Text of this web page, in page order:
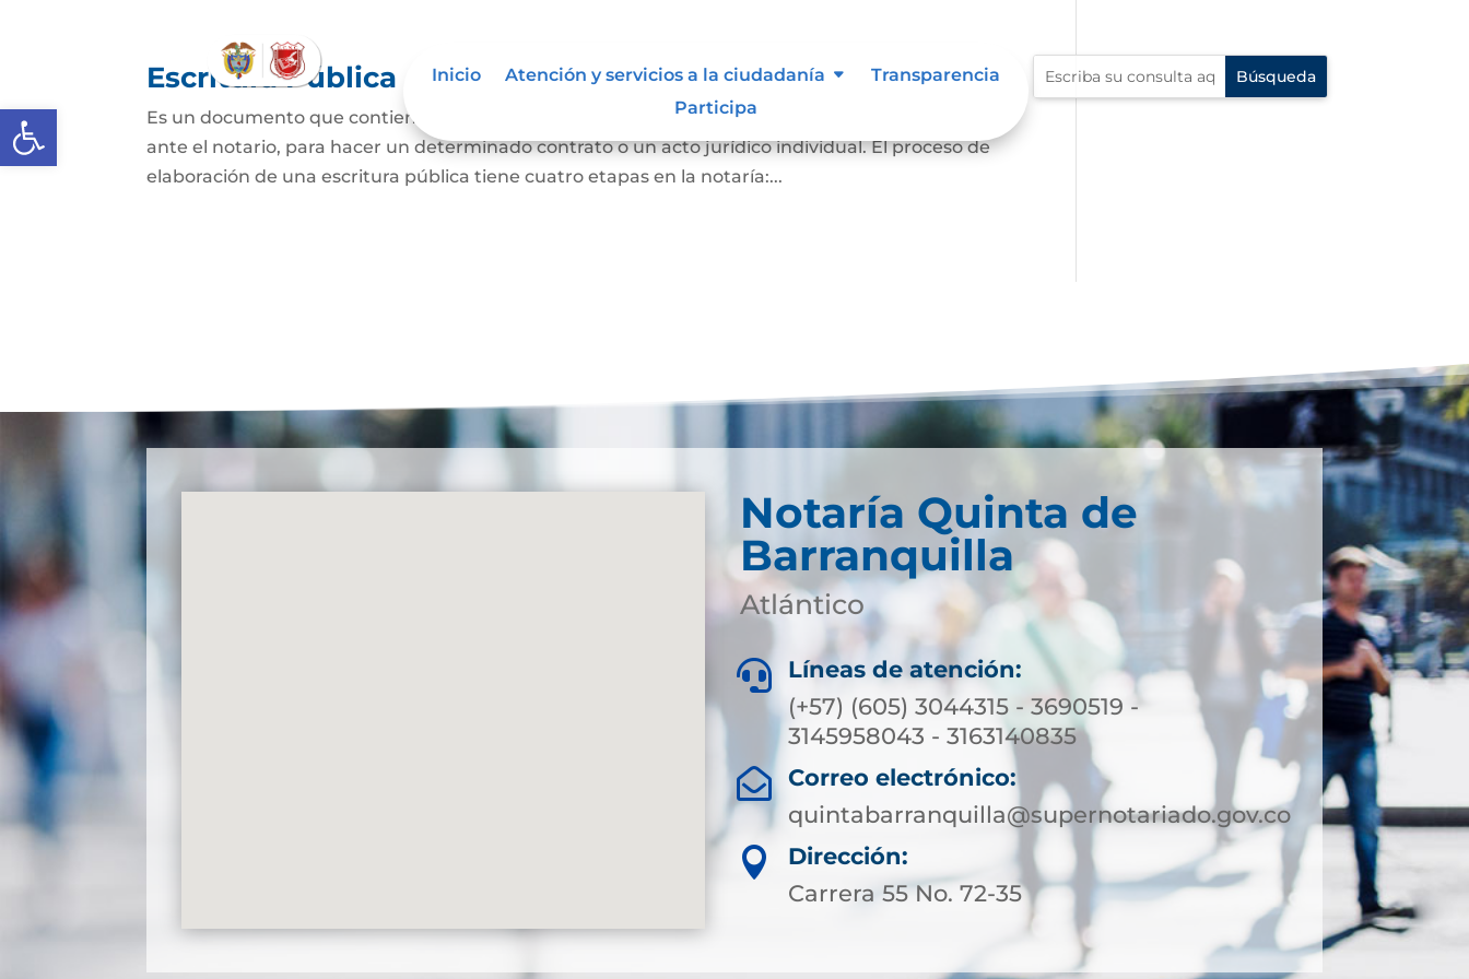
Abrir barra de herramientas
Inicio Atención y servicios a la ciudadanía
Transparencia
Participa
Escritura Pública
Es un documento que contiene la declaración de voluntad de una o varias personas, emitidas
ante el notario, para hacer un determinado contrato o un acto jurídico individual. El proceso de
elaboración de una escritura pública tiene cuatro etapas en la notaría:...
Notaría Quinta de
Barranquilla
Atlántico

Líneas de atención:
(+57) (605) 3044315 - 3690519 -
3145958043 - 3163140835

Correo electrónico:
quintabarranquilla@supernotariado.gov.co

Dirección:
Carrera 55 No. 72-35